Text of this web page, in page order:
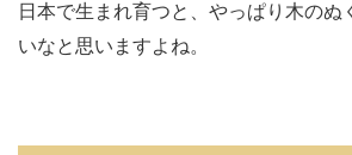
日本で生まれ育つと、やっぱり木のぬ
いなと思いますよね。